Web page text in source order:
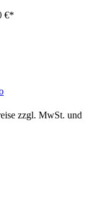
€*
zzgl. MwSt. und